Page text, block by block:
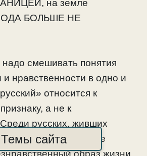
на земле
БОЛЬШЕ НЕ
смешивать понятия
нравственности в одно и
относится к
а не к
русских, живших
1917г, были и те
образ жизни,
Темы сайта